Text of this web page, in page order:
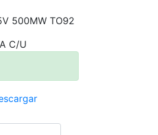
500MW TO92
C/U